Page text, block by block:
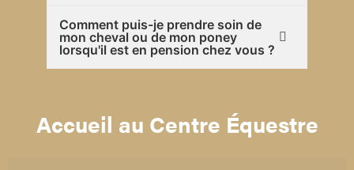
Comment puis-je prendre soin de
mon cheval ou de mon poney
lorsqu'il est en pension chez vous ?
Accueil au Centre Équestre